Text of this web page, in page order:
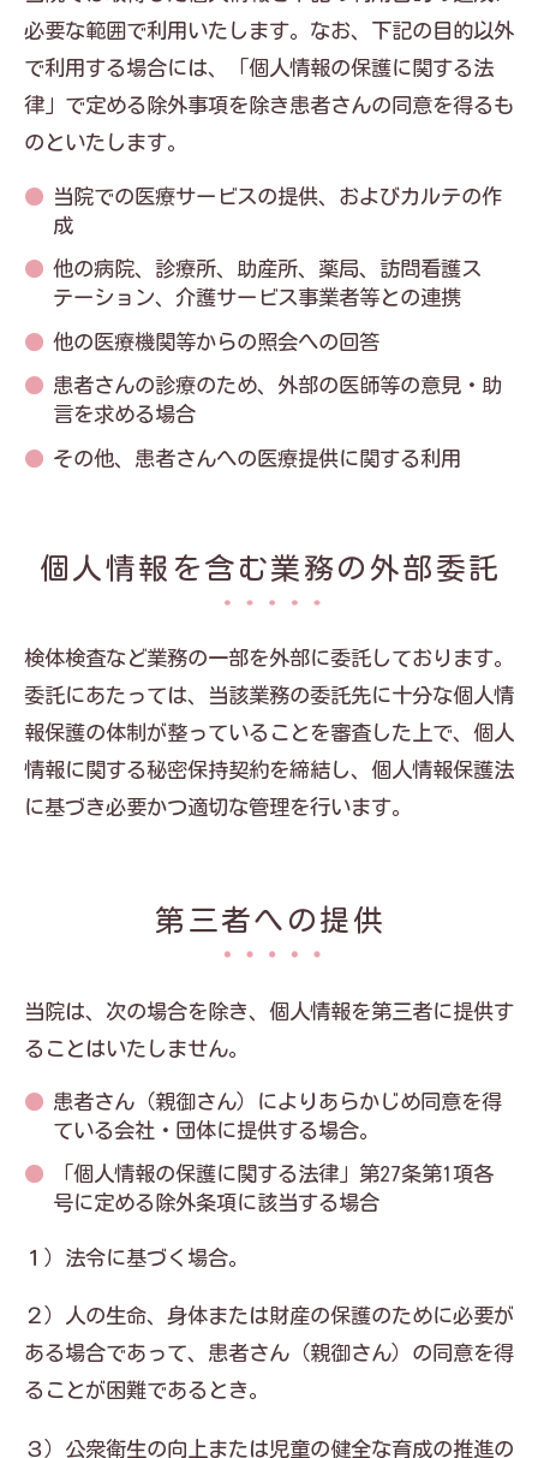
必要な範囲で利用いたします。なお、下記の目的以外
で利用する場合には、「個人情報の保護に関する法
律」で定める除外事項を除き患者さんの同意を得るも
のといたします。
当院での医療サービスの提供、およびカルテの作
成
他の病院、診療所、助産所、薬局、訪問看護ス
テーション、介護サービス事業者等との連携
他の医療機関等からの照会への回答
患者さんの診療のため、外部の医師等の意見・助
言を求める場合
その他、患者さんへの医療提供に関する利用
個人情報を含む業務の外部委託
検体検査など業務の一部を外部に委託しております。
委託にあたっては、当該業務の委託先に十分な個人情
報保護の体制が整っていることを審査した上で、個人
情報に関する秘密保持契約を締結し、個人情報保護法
に基づき必要かつ適切な管理を行います。
第三者への提供
当院は、次の場合を除き、個人情報を第三者に提供す
ることはいたしません。
患者さん（親御さん）によりあらかじめ同意を得
ている会社・団体に提供する場合。
「個人情報の保護に関する法律」第27条第1項各
号に定める除外条項に該当する場合
１）法令に基づく場合。
２）人の生命、身体または財産の保護のために必要が
ある場合であって、患者さん（親御さん）の同意を得
ることが困難であるとき。
３）公衆衛生の向上または児童の健全な育成の推進の